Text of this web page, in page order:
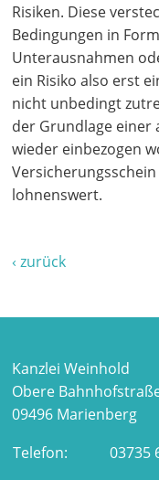
Risiken. Diese
Bedingungen in
Unterausnahmen
ein Risiko also erst
nicht unbedingt
der Grundlage einer
wieder einbezogen
lohnenswert.
‹ zurück
Kanzlei Weinhold
Obere
09496 Marienberg
Telefon:
03735